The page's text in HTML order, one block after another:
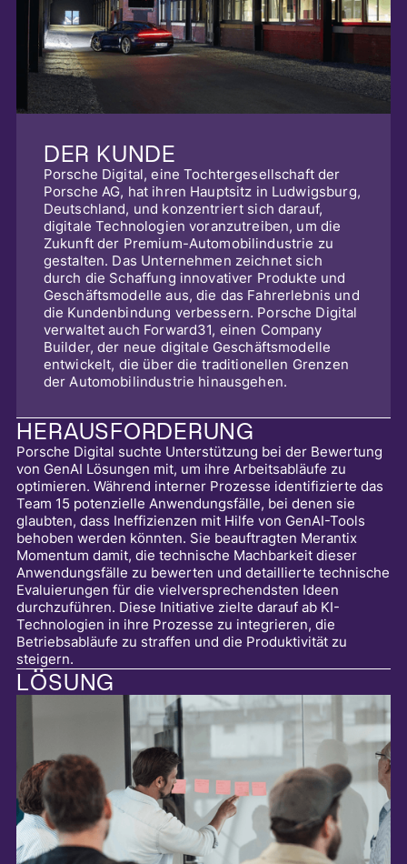
DER KUNDE
Porsche Digital, eine Tochtergesellschaft der
Porsche AG, hat ihren Hauptsitz in Ludwigsburg,
Deutschland, und konzentriert sich darauf,
digitale Technologien voranzutreiben, um die
Zukunft der Premium-Automobilindustrie zu
gestalten. Das Unternehmen zeichnet sich
durch die Schaffung innovativer Produkte und
Geschäftsmodelle aus, die das Fahrerlebnis und
die Kundenbindung verbessern. Porsche Digital
verwaltet auch Forward31, einen Company
Builder, der neue digitale Geschäftsmodelle
entwickelt, die über die traditionellen Grenzen
der Automobilindustrie hinausgehen.
HERAUSFORDERUNG
Porsche Digital suchte Unterstützung bei der Bewertung
von GenAI Lösungen mit, um ihre Arbeitsabläufe zu
optimieren. Während interner Prozesse identifizierte das
Team 15 potenzielle Anwendungsfälle, bei denen sie
glaubten, dass Ineffizienzen mit Hilfe von GenAI-Tools
behoben werden könnten. Sie beauftragten Merantix
Momentum damit, die technische Machbarkeit dieser
Anwendungsfälle zu bewerten und detaillierte technische
Evaluierungen für die vielversprechendsten Ideen
durchzuführen. Diese Initiative zielte darauf ab KI-
Technologien in ihre Prozesse zu integrieren, die
Betriebsabläufe zu straffen und die Produktivität zu
steigern.
LÖSUNG